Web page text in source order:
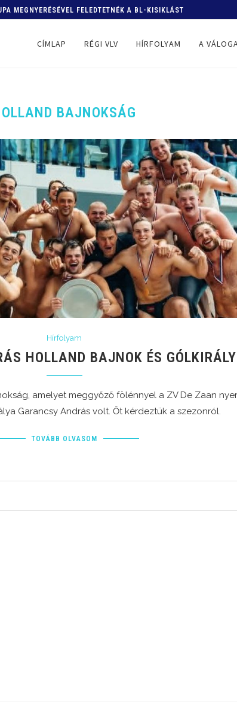
MEGNYERÉSÉVEL FELEDTETNÉK A BL-KISIKLÁST
CÍMLAP RÉGI VLV HÍRFOLYAM A
BAJNOKSÁG
Hírfolyam
HOLLAND BAJNOK ÉS GÓLKIRÁLY
amelyet meggyőző fölénnyel a ZV De Zaan
Garancsy András volt. Őt kérdeztük a szezonról.
TOVÁBB OLVASOM